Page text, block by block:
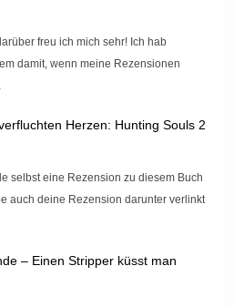
freu ich mich sehr! Ich hab
damit, wenn meine Rezensionen
Herzen: Hunting Souls 2
selbst eine Rezension zu diesem Buch
auch deine Rezension darunter verlinkt
– Einen Stripper küsst man